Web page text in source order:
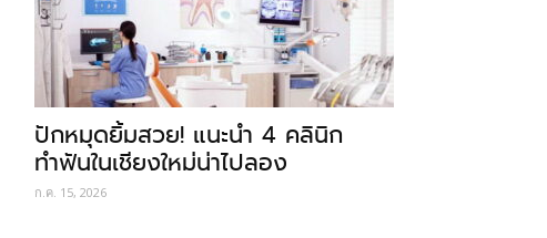
ปักหมุดยิ้มสวย! แนะนำ 4 คลินิก
ทำฟันในเชียงใหม่น่าไปลอง
ก.ค. 15, 2026